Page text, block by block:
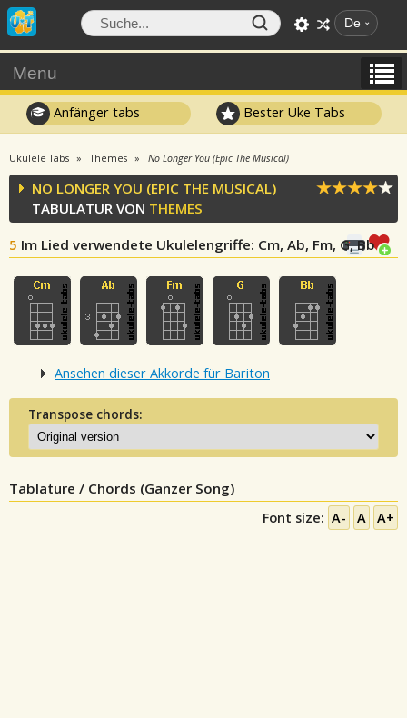
De
Menu
Anfänger tabs Bester Uke Tabs
Ukulele Tabs Themes No Longer You (Epic The Musical)
NO LONGER YOU (EPIC THE MUSICAL)
TABULATUR VON THEMES
5 Im Lied verwendete Ukulelengriffe: Cm, Ab, Fm, G, Bb
Ansehen dieser Akkorde für Bariton
Transpose chords:
Tablature / Chords (Ganzer Song)
Font size: A- A A+